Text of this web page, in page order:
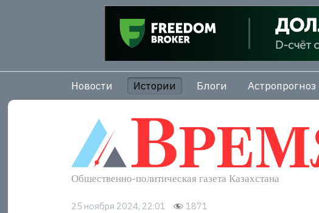
Новости Истории Блоги Астропрогноз
25 ноября 2024, 22:01 1871